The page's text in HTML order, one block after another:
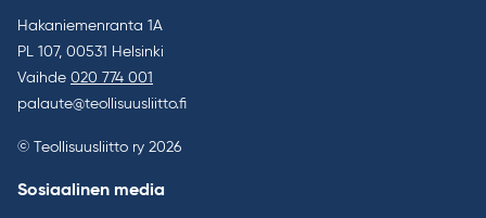
Hakaniemenranta 1A
PL 107, 00531 Helsinki
Vaihde 020 774 001
palaute@teollisuusliitto.fi
© Teollisuusliitto ry 2026
Sosiaalinen media